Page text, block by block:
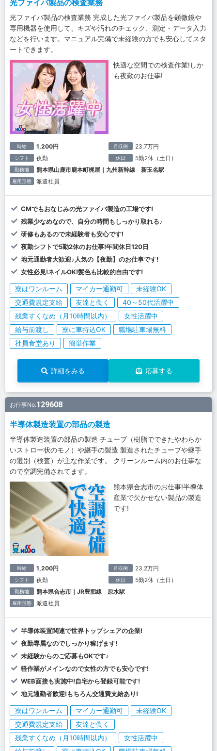
光ファイバ製品の検査業務
光ファイバ製品の検査業務 完成した光ファイバ製品を顕微鏡や
専用機器を使用して、キズや汚れのチェック、測定・データ入力
などを行います。マニュアル完備で未経験の方でも安心してスタ
ートできます。
快適な空間での検査作業!しか
も夜勤のお仕事!
時給 1,200円 月収例 23.7万円
シフト 夜勤 休日 5勤2休（土日）
勤務地 熊本県山鹿市鹿本町梶屋｜九州新幹線 新玉名駅
雇用形態 派遣社員
CMでもおなじみの光ファイバ製造の工場です!
残業少なめなので、自分の時間もしっかり取れる♪
研修もあるので未経験者も安心です!
夜勤シフトで5勤2休のお仕事!年間休日120日
地元通勤者大歓迎♪人気の【夜勤】のお仕事です!
女性必見!ネイルOK!髪色も比較的自由です!
寮はワンルーム マイカー通勤可
未経験OK
交通費規定支給
友達と働く
40～50代活躍中
残業すくなめ（月10時間以内）
女性活躍中
給与前渡し
寮に車持込OK
職場駐車場無料
社員食堂あり
簡単作業
詳細をみる 応募する
お仕事No.129608
半導体製造装置の部品の製造
半導体製造装置の部品の製造 チューブ（樹脂でできたやわらか
いストロー状のモノ）や継手の製造 製造されたチューブや継手
の選別（検査）が主な作業です。 クリーンルーム内のお仕事な
ので空調完備されてます。
熊本県合志市のお仕事!半導体
産業で欠かせない製品の製造
です!
時給 1,200円 月収例 23.2万円
シフト 夜勤 休日 5勤2休（土日）
勤務地 熊本県合志市｜JR豊肥線 原水駅
雇用形態 派遣社員
半導体装置関連で世界トップシェアの企業!
夜勤専属なのでしっかり稼げます!
未経験からのご応募もOKです♪
軽作業がメインなので女性の方でも安心です!
WEB面接も実施中!自宅から登録可能です!
地元通勤者歓迎!もちろん交通費支給あり!
寮はワンルーム マイカー通勤可
未経験OK
交通費規定支給
友達と働く
残業すくなめ（月10時間以内）
女性活躍中